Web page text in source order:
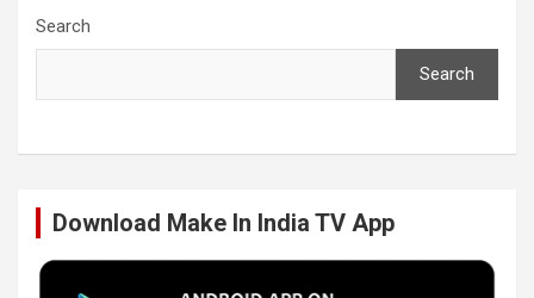
e t k T
Search
Search
Download Make In India TV App